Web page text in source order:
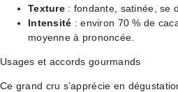
Texture: fondante, satinée, se
Intensité : environ 70 % de
moyenne à prononcée.
Usages et accords gourmands
Ce grand cru s’apprécie en